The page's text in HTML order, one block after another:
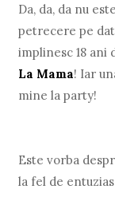
Da, da, da nu
petrecere pe
implinesc 18 ani
La Mama! Iar
mine la party!
Este vorba
la fel de